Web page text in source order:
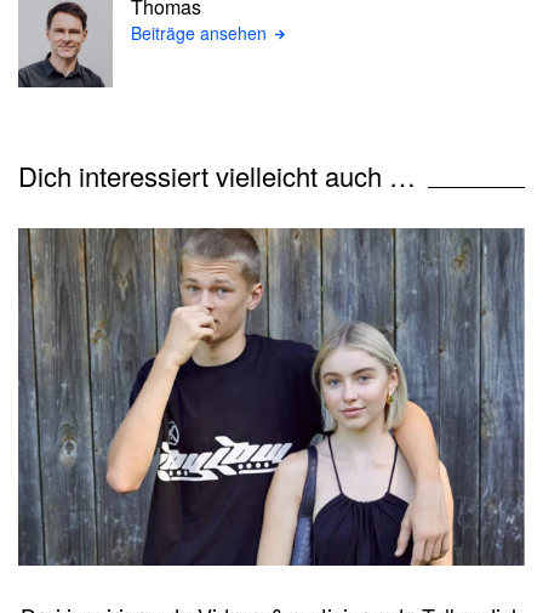
Thomas
Beiträge ansehen
Dich interessiert vielleicht auch …